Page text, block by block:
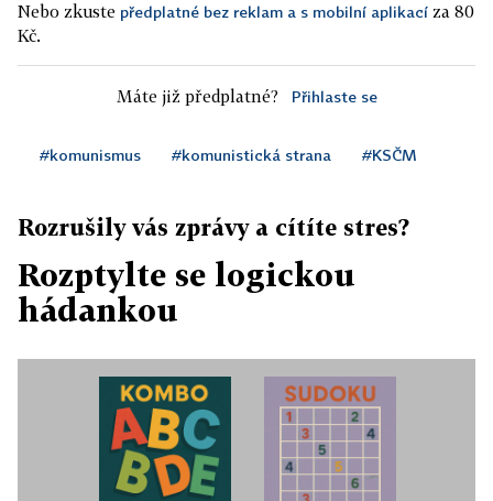
Nebo zkuste předplatné bez reklam a s mobilní aplikací za 80
Kč.
Máte již předplatné? Přihlaste se
#komunismus #komunistická strana #KSČM
Rozrušily vás zprávy a cítíte stres?
Rozptylte se logickou
hádankou